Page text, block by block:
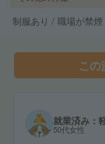
制服あり / 職場が禁
こ
就業済み：
50代女性